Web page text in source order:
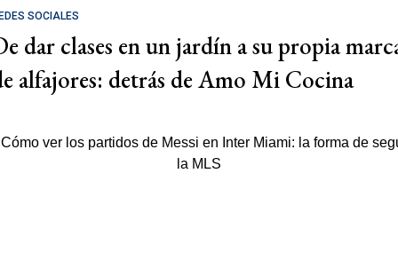
SOCIALES
dar clases en un jardín a su propia
alfajores: detrás de Amo Mi Cocina